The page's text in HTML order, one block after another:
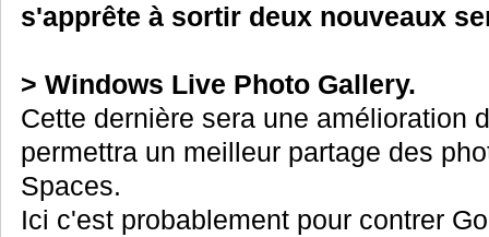
s'apprête à sortir deux nouveaux
> Windows Live Photo Gallery.
Cette dernière sera une amélioration
permettra un meilleur partage des
Spaces.
Ici c'est probablement pour contrer